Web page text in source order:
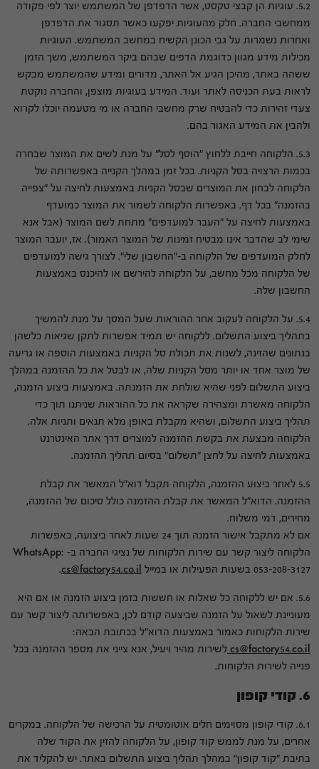
5.2. עוגיות הן קבצי טקסט, אשר הדפדפן של המשתמש יוצר לפי פקודה
ממחשבי החברה. חלק מהעוגיות יפקעו כאשר תסגור את הדפדפן
ואחרות נשמרות על גבי הכונן הקשיח במחשב המשתמש. העוגיות
מכילות מידע מגוון כדוגמת הדפים שבהם ביקר המשתמש, משך הזמן
ששהה באתר, מהיכן הגיע אל האתר, מדורים ומידע שהמשתמש מבקש
לראות בעת הכניסה לאתר ועוד. המידע בעוגיות מוצפן, והחברה נוקטת
צעדי זהירות כדי להבטיח שרק מחשבי החברה או מי מטעמה יוכלו לקרוא
ולהבין את המידע האגור בהם.
5.3. הלקוחה חייבת ללחוץ "הוסף לסל" על מנת לשים את המוצר שבחרה
בכמות הרצויה בסל הקניות. בכל זמן במהלך הקנייה באפשרותה של
הלקוחה לבחון את המוצרים שבסל הקניות באמצעות לחיצה על "צפייה
בהזמנה" בכל דף. באפשרות הלקוחה לשמור את המוצר כמועדף
באמצעות לחיצה על "העבר למועדפים" מתחת לשם המוצר (אבל אנא
שימי לב שהדבר אינו מבטיח זמינות של המוצר האמור). אז, יועבר המוצר
לחלק המועדפים של הלקוחה ב-"החשבון שלי". לצורך גישה למועדפים
של הלקוחה מכל מחשב, על הלקוחה להירשם או להיכנס באמצעות
החשבון שלה.
5.4. על הלקוחה לעקוב אחר ההוראות שעל המסך על מנת להמשיך
בתהליך ביצוע התשלום. ללקוחה יש תמיד אפשרות לתקן שגיאות כלשהן
בנתונים שהזינה, לשנות את תכולת סל הקניות באמצעות הוספה או גריעה
של מוצר אחד או יותר מסל הקניות שלה, או לבטל את כל ההזמנה במהלך
ביצוע התשלום לפני שהיא שולחת את הזמנתה. באמצעות ביצוע הזמנה,
הלקוחה מאשרת ומצהירה שקראה את כל ההוראות שניתנו תוך כדי
תהליך ביצוע התשלום, ושהיא מקבלת באופן מלא תנאים ותניות אלה.
הלקוחה מבצעת את בקשת ההזמנה למוצרים דרך אתר האינטרנט
באמצעות לחיצה על לחצן "תשלום" בסיום תהליך ההזמנה.
5.5 לאחר ביצוע ההזמנה, הלקוחה תקבל דוא"ל המאשר את קבלת
ההזמנה. הדוא"ל המאשר את קבלת ההזמנה כולל סיכום של ההזמנה,
מחירים, דמי משלוח.
אם לא מתקבל אישור הזמנה תוך 24 שעות לאחר ביצועה, באפשרות
הלקוחה ליצור קשר עם שירות הלקוחות של נציגי החברה ב- WhatsApp:
053-208-3127 בשעות הפעילות או במייל
cs@factory54.co.il
.
5.6. אם יש ללקוחה כל שאלות או חששות בזמן ביצוע הזמנה או אם היא
מעוניינת לשאול על הזמנה שביצעה קודם לכן, באפשרותה ליצור קשר עם
שירות הלקוחות כאמור באמצעות הדוא"ל בכתובת הבאה:
cs@factory54.co.il לשירות מהיר ויעיל, אנא צייני את מספר ההזמנה בכל
פנייה לשירות הלקוחות.
6. קודי קופון
6.1. קודי קופון מסוימים חלים אוטומטית על הרכישה של הלקוחה. במקרים
אחרים, על מנת לממש קוד קופון, על הלקוחה להזין את הקוד שלה
בתיבת "קוד קופון" במהלך תהליך ביצוע התשלום באתר. יש להקליד את